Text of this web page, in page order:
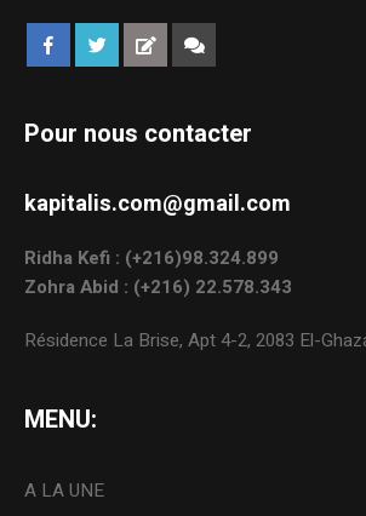
Pour nous contacter
kapitalis.com@gmail.com
Ridha Kefi : (+216)98.324.899
Zohra Abid : (+216) 22.578.343
Résidence La Brise, Apt 4-2, 2083 El-
MENU:
A LA UNE